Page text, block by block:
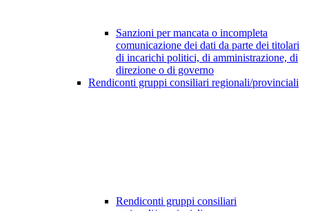
Sanzioni per mancata o incompleta
comunicazione dei dati da parte dei titolari
di incarichi politici, di amministrazione, di
direzione o di governo
Rendiconti gruppi consiliari regionali/provinciali
Rendiconti gruppi consiliari